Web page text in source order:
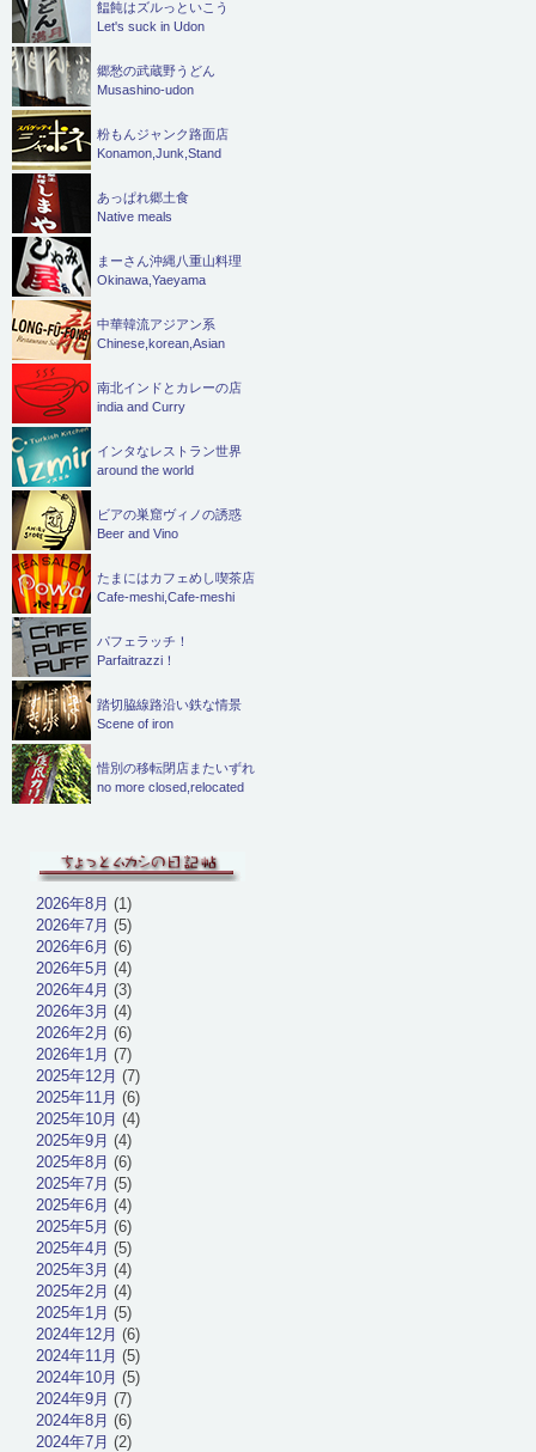
饂飩はズルっといこう
Let's suck in Udon
郷愁の武蔵野うどん
Musashino-udon
粉もんジャンク路面店
Konamon,Junk,Stand
あっぱれ郷土食
Native meals
まーさん沖縄八重山料理
Okinawa,Yaeyama
中華韓流アジアン系
Chinese,korean,Asian
南北インドとカレーの店
india and Curry
インタなレストラン世界
around the world
ビアの巣窟ヴィノの誘惑
Beer and Vino
たまにはカフェめし喫茶店
Cafe-meshi,Cafe-meshi
パフェラッチ！
Parfaitrazzi！
踏切脇線路沿い鉄な情景
Scene of iron
惜別の移転閉店またいずれ
no more closed,relocated
2026年8月 (1)
2026年7月 (5)
2026年6月 (6)
2026年5月 (4)
2026年4月 (3)
2026年3月 (4)
2026年2月 (6)
2026年1月 (7)
2025年12月 (7)
2025年11月 (6)
2025年10月 (4)
2025年9月 (4)
2025年8月 (6)
2025年7月 (5)
2025年6月 (4)
2025年5月 (6)
2025年4月 (5)
2025年3月 (4)
2025年2月 (4)
2025年1月 (5)
2024年12月 (6)
2024年11月 (5)
2024年10月 (5)
2024年9月 (7)
2024年8月 (6)
2024年7月 (2)